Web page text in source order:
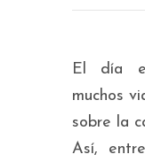
El día
muchos
sobre la
Así,